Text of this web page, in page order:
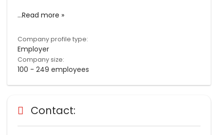
...Read more »
Company profile type:
Employer
Company size:
100 - 249 employees
Contact: